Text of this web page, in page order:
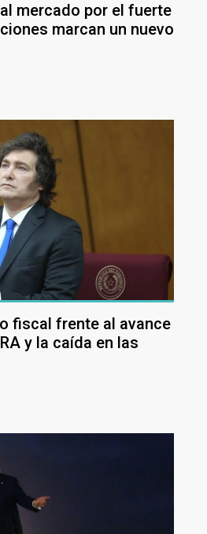
mercado por el fuerte
marcan un nuevo
fiscal frente al avance
y la caída en las